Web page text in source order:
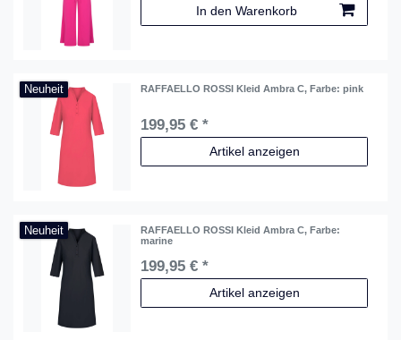
In den Warenkorb
Neuheit RAFFAELLO ROSSI Kleid Ambra C, Farbe: pink
199,95 € *
Artikel anzeigen
Neuheit RAFFAELLO ROSSI Kleid Ambra C, Farbe:
marine
199,95 € *
Artikel anzeigen